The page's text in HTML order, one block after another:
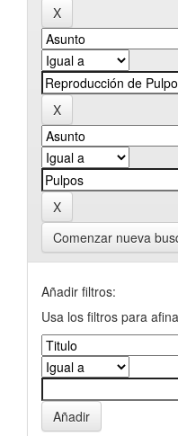
Comenzar nueva
Añadir filtros:
Usa los filtros para